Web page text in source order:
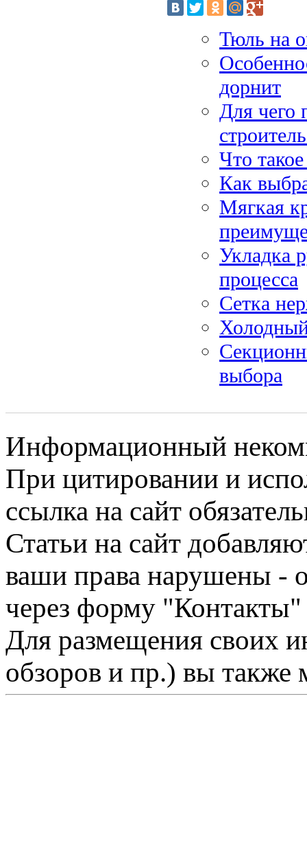
Тюль на
дорнит
Для чего
Что
Как
Мягкая
Укладка
процесса
Сетка
Холодный
выбора
Информационный
При цитировании и
ссылка на сайт
Статьи на сайт
ваши права нарушены -
через форму "Контакты"
Для размещения своих
обзоров и пр.) вы также